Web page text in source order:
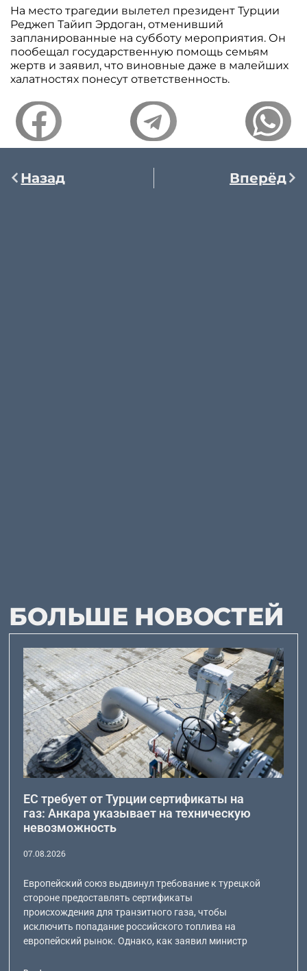
На место трагедии вылетел президент Турции
Реджеп Тайип Эрдоган, отменивший
запланированные на субботу мероприятия. Он
пообещал государственную помощь семьям
жертв и заявил, что виновные даже в малейших
халатностях понесут ответственность.
Назад Вперёд
БОЛЬШЕ НОВОСТЕЙ
ЕС требует от Турции сертификаты на
газ: Анкара указывает на техническую
невозможность
07.08.2026
Европейский союз выдвинул требование к турецкой
стороне предоставлять сертификаты
происхождения для транзитного газа, чтобы
исключить попадание российского топлива на
европейский рынок. Однако, как заявил министр